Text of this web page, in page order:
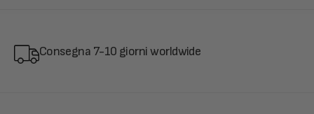
Consegna 7-10 giorni worldwide